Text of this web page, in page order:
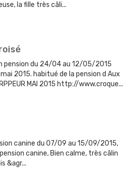
la fille très câli...
pension du 24/04 au 12/05/2015
2015. habitué de la pension d Aux
MAI 2015 http://www.croque...
canine du 07/09 au 15/09/2015,
canine, Bien calme, très câlin
&agr...